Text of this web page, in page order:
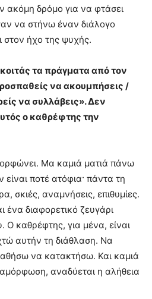
ακόμη δρόμο για να φτάσει
να στήνω έναν διάλογο
ήχο της ψυχής.
τα πράγματα από τον
να ακουμπήσεις /
να συλλάβεις». Δεν
ο καθρέφτης την
Μα καμιά ματιά πάνω
ποτέ ατόφια· πάντα τη
σκιές, αναμνήσεις, επιθυμίες.
ένα διαφορετικό ζευγάρι
Ο καθρέφτης, για μένα, είναι
αυτήν τη διάθλαση. Να
να κατακτήσω. Και καμιά
αναδύεται η αλήθεια